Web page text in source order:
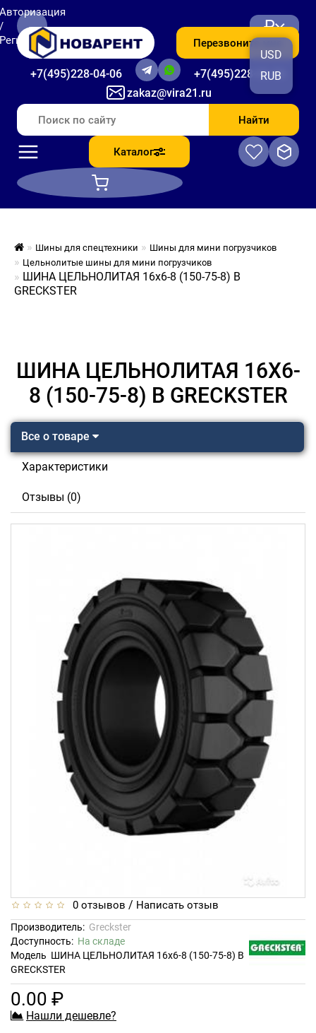
zakaz@vira21.ru
+7(495)228-04-06 +7(495)228-06-56
Перезвоните мне
₽
USD
RUB
Найти
Каталог
Шины для спецтехники
Шины для мини погрузчиков
Цельнолитые шины для мини погрузчиков
ШИНА ЦЕЛЬНОЛИТАЯ 16х6-8 (150-75-8) B
GRECKSTER
ШИНА ЦЕЛЬНОЛИТАЯ 16Х6-
8 (150-75-8) B GRECKSTER
Все о товаре
Характеристики
Отзывы (0)
0 отзывов / Написать отзыв
Производитель: Greckster
Доступность: На складе
Модель ШИНА ЦЕЛЬНОЛИТАЯ 16х6-8 (150-75-8) B
GRECKSTER
0.00 ₽
Нашли дешевле?